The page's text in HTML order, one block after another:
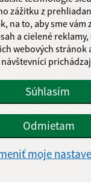
zážitku z
na to, aby sme vám
a cielené reklamy,
webových stránok
Súhlasím
Odmietam
moje